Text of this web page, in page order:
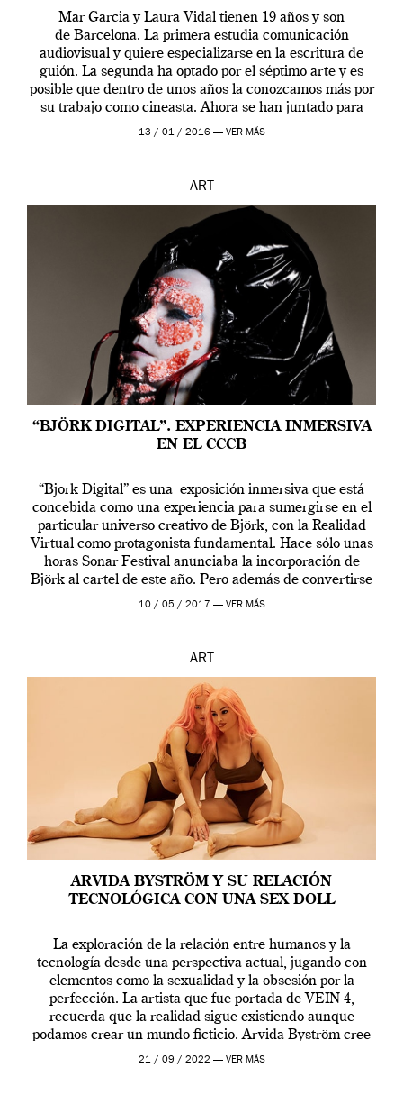
Mar Garcia y Laura Vidal tienen 19 años y son
de Barcelona. La primera estudia comunicación
audiovisual y quiere especializarse en la escritura de
guión. La segunda ha optado por el séptimo arte y es
posible que dentro de unos años la conozcamos más por
su trabajo como cineasta. Ahora se han juntado para
contarnos una […]
13 / 01 / 2016 — VER MÁS
ART
“BJÖRK DIGITAL”. EXPERIENCIA INMERSIVA
EN EL CCCB
“Bjork Digital” es una exposición inmersiva que está
concebida como una experiencia para sumergirse en el
particular universo creativo de Björk, con la Realidad
Virtual como protagonista fundamental. Hace sólo unas
horas Sonar Festival anunciaba la incorporación de
Björk al cartel de este año. Pero además de convertirse
en una de las actuaciones más relevantes […]
10 / 05 / 2017 — VER MÁS
ART
ARVIDA BYSTRÖM Y SU RELACIÓN
TECNOLÓGICA CON UNA SEX DOLL
La exploración de la relación entre humanos y la
tecnología desde una perspectiva actual, jugando con
elementos como la sexualidad y la obsesión por la
perfección. La artista que fue portada de VEIN 4,
recuerda que la realidad sigue existiendo aunque
podamos crear un mundo ficticio. Arvida Byström cree
que los humanos tienen un complejo […]
21 / 09 / 2022 — VER MÁS